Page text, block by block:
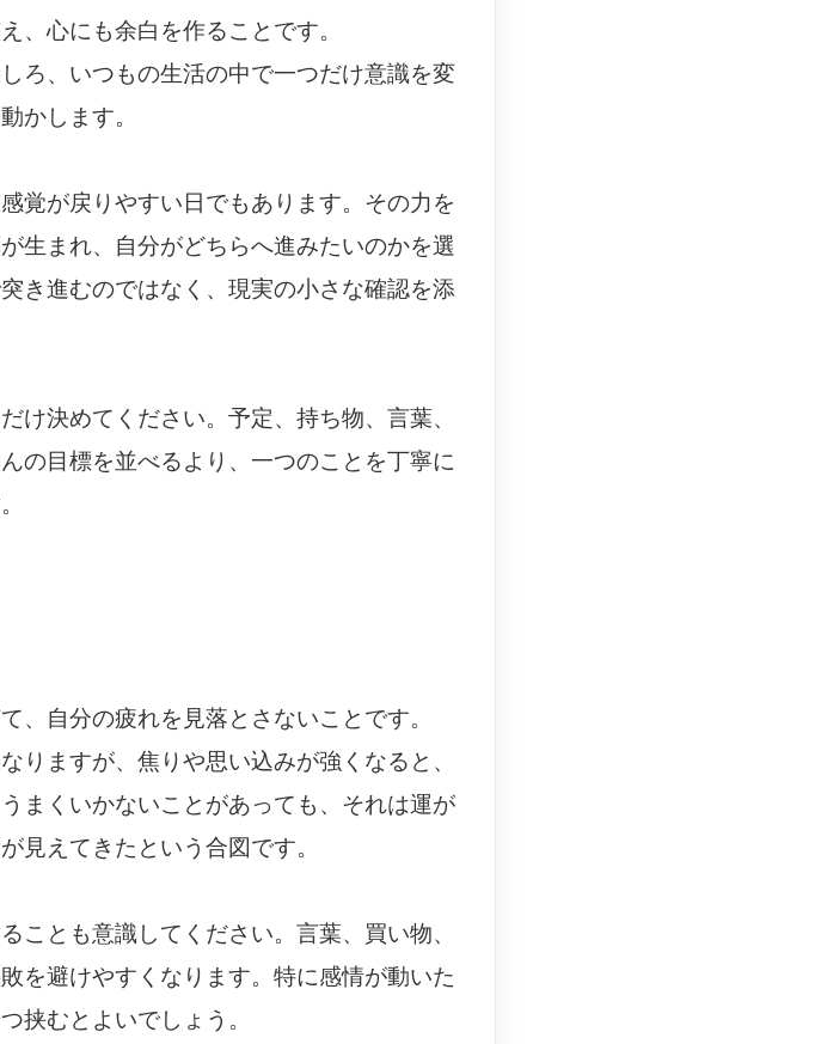
、心にも余白を作ることです。
ろ、いつもの生活の中で一つだけ意識を変
かします。
覚が戻りやすい日でもあります。その力を
生まれ、自分がどちらへ進みたいのかを選
き進むのではなく、現実の小さな確認を添
け決めてください。予定、持ち物、言葉、
の目標を並べるより、一つのことを丁寧に
、自分の疲れを見落とさないことです。
りますが、焦りや思い込みが強くなると、
まくいかないことがあっても、それは運が
見えてきたという合図です。
ことも意識してください。言葉、買い物、
を避けやすくなります。特に感情が動いた
挟むとよいでしょう。